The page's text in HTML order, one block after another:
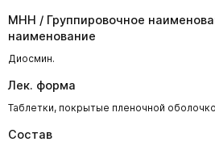
МНН / Группировочное
наименование
Диосмин.
Лек. форма
Таблетки, покрытые пленочной
Состав